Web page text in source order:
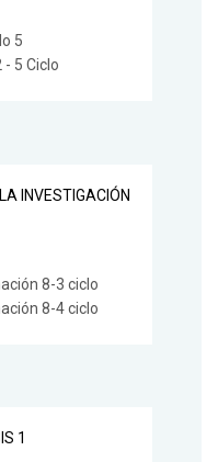
5
- 5 Ciclo
INVESTIGACIÓN
8-3 ciclo
8-4 ciclo
1